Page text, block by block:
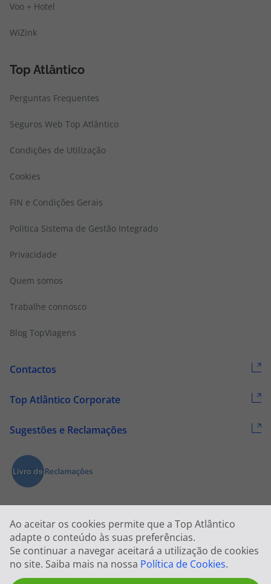
Ao aceitar os cookies permite que a Top Atlântico
adapte o conteúdo às suas preferências.
Se continuar a navegar aceitará a utilização de cookies
no site. Saiba mais na nossa Política de Cookies.
Voo + Hotel
WiZink
Top Atlântico
Perguntas Frequentes
Seguros Web Top Atlântico
Condições de Utilização
Cookies
FIN e Condições Gerais
Politica Sistema de Gestão Integrado
Privacidade
Quem somos
Trabalhe connosco
Blog TopViagens
Contactos
Top Atlântico Corporate
Sugestões e Reclamações
2026 © Todos os direitos reservados:Top Atlântico, Viagens e Turismo